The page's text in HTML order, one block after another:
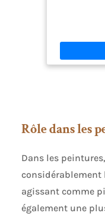
Rôle dans les
Dans les
considérablement
agissant comme
également une